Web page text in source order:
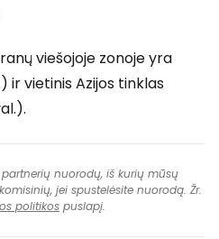
viešojoje zonoje yra
ir vietinis Azijos tinklas
nuorodų, iš kurių mūsų
jei spustelėsite nuorodą. Žr.
politikos puslapį.